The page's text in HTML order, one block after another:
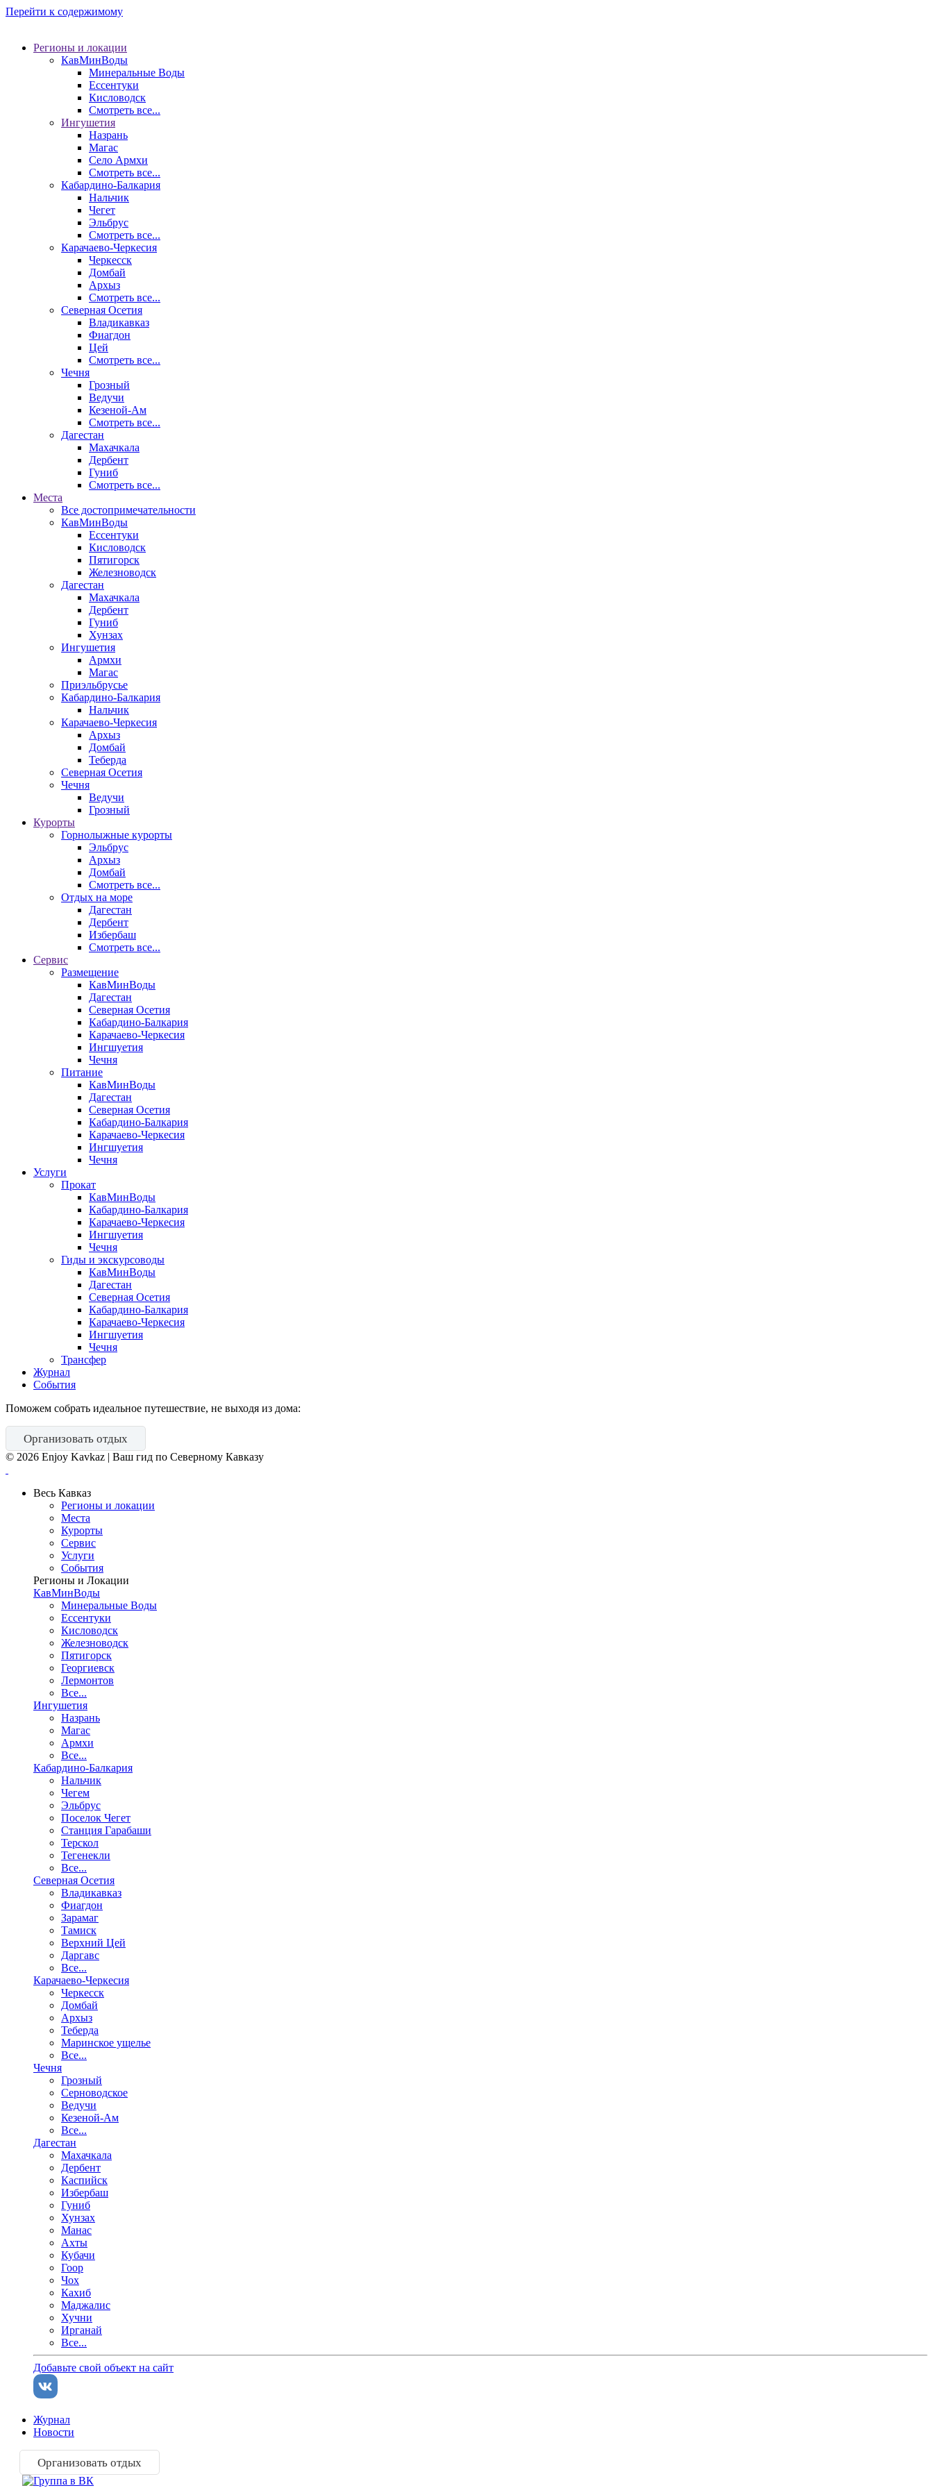
Перейти к содержимому
Регионы и локации
КавМинВоды
Минеральные Воды
Ессентуки
Кисловодск
Смотреть все...
Ингушетия
Назрань
Магас
Село Армхи
Смотреть все...
Кабардино-Балкария
Нальчик
Чегет
Эльбрус
Смотреть все...
Карачаево-Черкесия
Черкесск
Домбай
Архыз
Смотреть все...
Северная Осетия
Владикавказ
Фиагдон
Цей
Смотреть все...
Чечня
Грозный
Ведучи
Кезеной-Ам
Смотреть все...
Дагестан
Махачкала
Дербент
Гуниб
Смотреть все...
Места
Все достопримечательности
КавМинВоды
Ессентуки
Кисловодск
Пятигорск
Железноводск
Дагестан
Махачкала
Дербент
Гуниб
Хунзах
Ингушетия
Армхи
Магас
Приэльбрусье
Кабардино-Балкария
Нальчик
Карачаево-Черкесия
Архыз
Домбай
Теберда
Северная Осетия
Чечня
Ведучи
Грозный
Курорты
Горнолыжные курорты
Эльбрус
Архыз
Домбай
Смотреть все...
Отдых на море
Дагестан
Дербент
Избербаш
Смотреть все...
Сервис
Размещение
КавМинВоды
Дагестан
Северная Осетия
Кабардино-Балкария
Карачаево-Черкесия
Ингшуетия
Чечня
Питание
КавМинВоды
Дагестан
Северная Осетия
Кабардино-Балкария
Карачаево-Черкесия
Ингшуетия
Чечня
Услуги
Прокат
КавМинВоды
Кабардино-Балкария
Карачаево-Черкесия
Ингшуетия
Чечня
Гиды и экскурсоводы
КавМинВоды
Дагестан
Северная Осетия
Кабардино-Балкария
Карачаево-Черкесия
Ингшуетия
Чечня
Трансфер
Журнал
События
Поможем собрать идеальное путешествие, не выходя из дома:
Организовать отдых
© 2026 Enjoy Kavkaz | Ваш гид по Северному Кавказу
Весь Кавказ
Регионы и локации
Места
Курорты
Сервис
Услуги
События
Регионы и Локации
КавМинВоды
Минеральные Воды
Ессентуки
Кисловодск
Железноводск
Пятигорск
Георгиевск
Лермонтов
Все...
Ингушетия
Назрань
Магас
Армхи
Все...
Кабардино-Балкария
Нальчик
Чегем
Эльбрус
Поселок Чегет
Станция Гарабаши
Терскол
Тегенекли
Все...
Северная Осетия
Владикавказ
Фиагдон
Зарамаг
Тамиск
Верхний Цей
Даргавс
Все...
Карачаево-Черкесия
Черкесск
Домбай
Архыз
Теберда
Маринское ущелье
Все...
Чечня
Грозный
Серноводское
Ведучи
Кезеной-Ам
Все...
Дагестан
Махачкала
Дербент
Каспийск
Избербаш
Гуниб
Хунзах
Манас
Ахты
Кубачи
Гоор
Чох
Кахиб
Маджалис
Хучни
Ирганай
Все...
Добавьте свой объект на сайт
Журнал
Новости
Организовать отдых